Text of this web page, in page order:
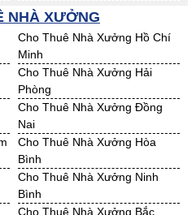
Bán Đất KCN Nghệ An
Bán Đất KCN Phú Yên
Bán Đất KCN Quảng Nam
Bán Đất KCN Bà Rịa - VT
Bán Đất KCN An Giang
Bán Đất KCN Bến Tre
Bán Đất KCN Cà Mau
Bán Đất KCN Hậu Giang
Bán Đất KCN Long An
Bán Đất KCN Tây Ninh
Bán Đất KCN Trà Vinh
Bán Đất KCN Hải Dương
NHÀ XƯỞNG
Cho Thuê Nhà Xưởng Hồ Chí
Minh
Cho Thuê Nhà Xưởng Hải
Phòng
Cho Thuê Nhà Xưởng Đồng
Nai
Cho Thuê Nhà Xưởng Hòa
Bình
Cho Thuê Nhà Xưởng Ninh
Bình
Cho Thuê Nhà Xưởng Bắc